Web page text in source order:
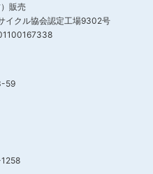
販売
クル協会認定工場9302号
59